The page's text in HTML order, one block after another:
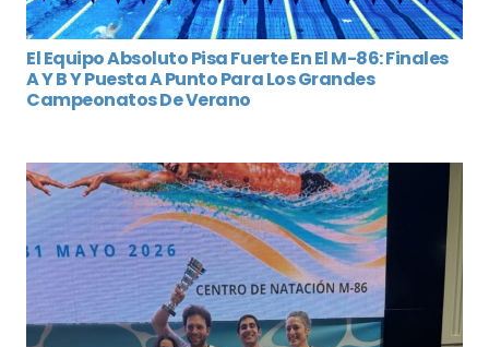
El Equipo Absoluto Pisa Fuerte En El M-86: Finales
A Y B Y Puesta A Punto Para Los Grandes
Campeonatos De Verano